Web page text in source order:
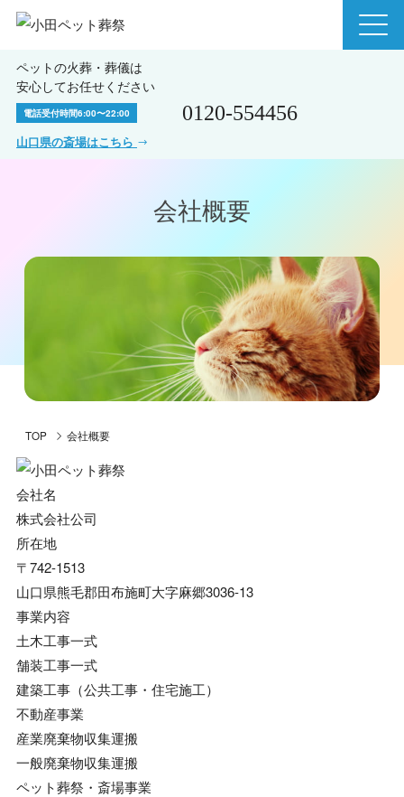
ペットの火葬・葬儀は
安心してお任せください
電話受付時間6:00〜22:00 0120-554456
山口県の斎場はこちら
会社概要
TOP 会社概要
会社名
株式会社公司
所在地
〒742-1513
山口県熊毛郡田布施町大字麻郷3036-13
事業内容
土木工事一式
舗装工事一式
建築工事（公共工事・住宅施工）
不動産事業
産業廃棄物収集運搬
一般廃棄物収集運搬
ペット葬祭・斎場事業